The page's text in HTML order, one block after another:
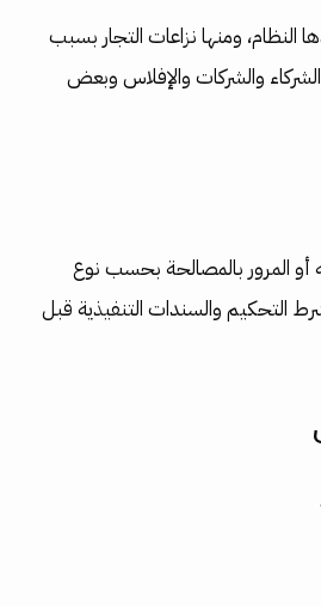
النظام، ومنها نزاعات التجار بسبب
الشركاء والشركات والإفلاس وبعض
أو المرور بالمصالحة بحسب نوع
والسندات التنفيذية قبل